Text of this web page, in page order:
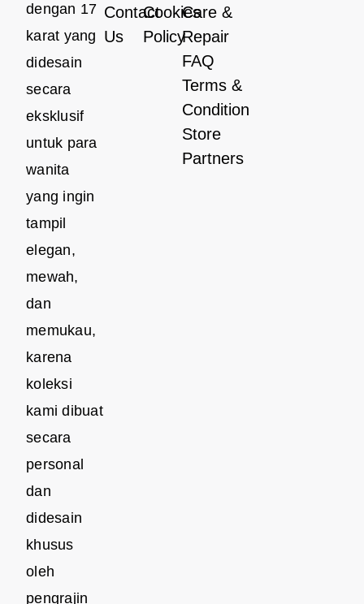
dengan 17
karat yang
didesain
secara
eksklusif
untuk para
wanita
yang ingin
tampil
elegan,
mewah,
dan
memukau,
karena
koleksi
kami dibuat
secara
personal
dan
didesain
khusus
oleh
pengrajin
Contact
Us
Cookies
Policy
Care &
Repair
FAQ
Terms &
Condition
Store
Partners